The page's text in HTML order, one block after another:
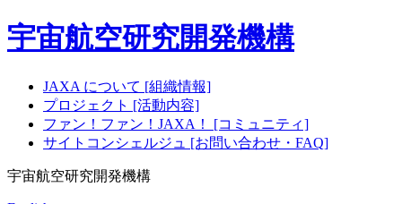
宇宙航空研究開発機構
JAXA について [組織情報]
プロジェクト [活動内容]
ファン！ファン！JAXA！ [コミュニティ]
サイトコンシェルジュ [お問い合わせ・FAQ]
宇宙航空研究開発機構